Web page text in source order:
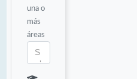
una o
más
áreas